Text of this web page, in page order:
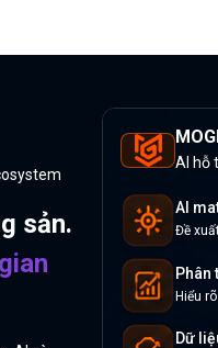
sản.
AI hỗ
AI
Đề
Phân
Hiểu
Dữ